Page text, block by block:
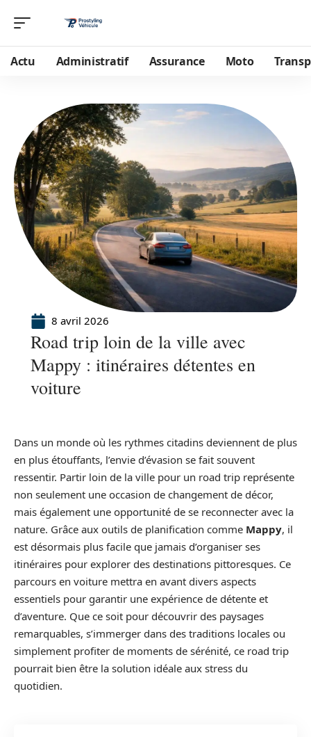
Actu Administratif Assurance Moto
8 avril 2026
Road trip loin de la ville avec
Mappy : itinéraires détentes en
voiture
Dans un monde où les rythmes citadins deviennent de plus
en plus étouffants, l’envie d’évasion se fait souvent
ressentir. Partir loin de la ville pour un road trip représente
non seulement une occasion de changement de décor,
mais également une opportunité de se reconnecter avec la
nature. Grâce aux outils de planification comme Mappy, il
est désormais plus facile que jamais d’organiser ses
itinéraires pour explorer des destinations pittoresques. Ce
parcours en voiture mettra en avant divers aspects
essentiels pour garantir une expérience de détente et
d’aventure. Que ce soit pour découvrir des paysages
remarquables, s’immerger dans des traditions locales ou
simplement profiter de moments de sérénité, ce road trip
pourrait bien être la solution idéale aux stress du
quotidien.